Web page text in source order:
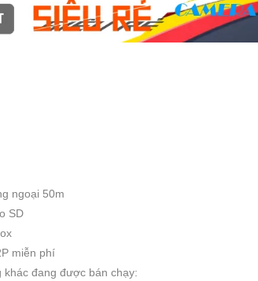
ngoại 50m
SD
miễn phí
đang được bán chạy: